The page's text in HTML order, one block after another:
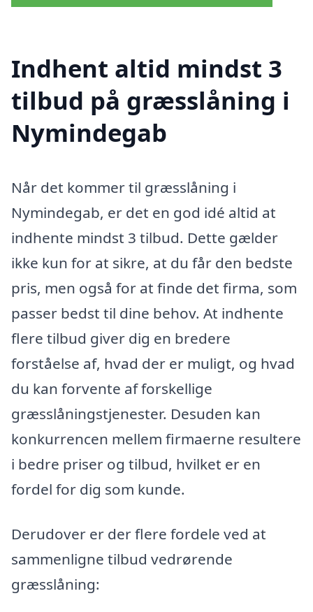
Indhent altid mindst 3
tilbud på græsslåning i
Nymindegab
Når det kommer til græsslåning i
Nymindegab, er det en god idé altid at
indhente mindst 3 tilbud. Dette gælder
ikke kun for at sikre, at du får den bedste
pris, men også for at finde det firma, som
passer bedst til dine behov. At indhente
flere tilbud giver dig en bredere
forståelse af, hvad der er muligt, og hvad
du kan forvente af forskellige
græsslåningstjenester. Desuden kan
konkurrencen mellem firmaerne resultere
i bedre priser og tilbud, hvilket er en
fordel for dig som kunde.
Derudover er der flere fordele ved at
sammenligne tilbud vedrørende
græsslåning: